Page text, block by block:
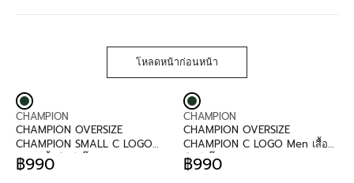
โหลดหน้าก่อนหน้า
V
E
N
D
O
CHAMPION
CHAMPION OVERSIZE
CHAMPION SMALL C LOGO
Men เสื้อยืดทีเชิ๊ตผู้ชาย
R
฿990
V
E
N
D
O
CHAMPION
CHAMPION OVERSIZE
CHAMPION C LOGO Men เสื้อ
ยืดทีเชิ๊ตผู้ชาย
R
฿990